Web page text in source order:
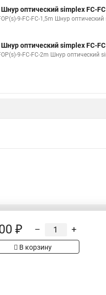
оптический simplex FC-
9-FC-FC-1,5m Шнур
оптический simplex FC-
9-FC-FC-2m Шнур оптический
сайте имеет
товар
₽ – +
В корзину